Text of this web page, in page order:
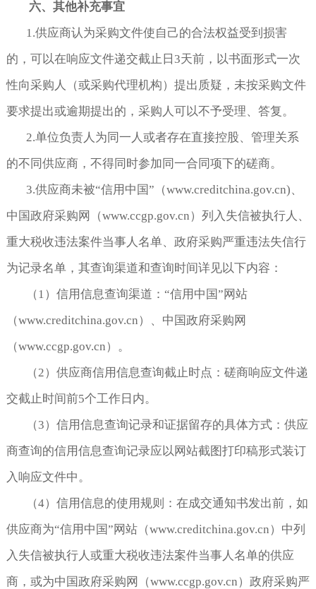
六、其他补充事宜
1.供应商认为采购文件使自己的合法权益受到损害
的，可以在响应文件递交截止日3天前，以书面形式一次
性向采购人（或采购代理机构）提出质疑，未按采购文件
要求提出或逾期提出的，采购人可以不予受理、答复。
2.单位负责人为同一人或者存在直接控股、管理关系
的不同供应商，不得同时参加同一合同项下的磋商。
3.供应商未被“信用中国”（www.creditchina.gov.cn)、
中国政府采购网（www.ccgp.gov.cn）列入失信被执行人、
重大税收违法案件当事人名单、政府采购严重违法失信行
为记录名单，其查询渠道和查询时间详见以下内容：
（1）信用信息查询渠道：“信用中国”网站
（www.creditchina.gov.cn）、中国政府采购网
（www.ccgp.gov.cn）。
（2）供应商信用信息查询截止时点：磋商响应文件递
交截止时间前5个工作日内。
（3）信用信息查询记录和证据留存的具体方式：供应
商查询的信用信息查询记录应以网站截图打印稿形式装订
入响应文件中。
（4）信用信息的使用规则：在成交通知书发出前，如
供应商为“信用中国”网站（www.creditchina.gov.cn）中列
入失信被执行人或重大税收违法案件当事人名单的供应
商，或为中国政府采购网（www.ccgp.gov.cn）政府采购严